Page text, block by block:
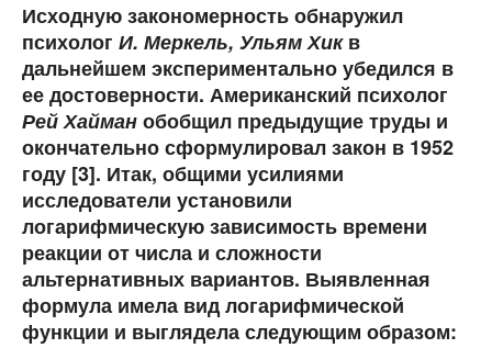
Исходную закономерность обнаружил
психолог И. Меркель, Ульям Хикв
дальнейшем экспериментально убедился в
ее достоверности. Американский психолог
Рей Хайманобобщил предыдущие труды и
окончательно сформулировал закон в 1952
году [3]. Итак, общими усилиями
исследователи установили
логарифмическую зависимость времени
реакции от числа и сложности
альтернативных вариантов. Выявленная
формула имела вид логарифмической
функции и выглядела следующим образом: